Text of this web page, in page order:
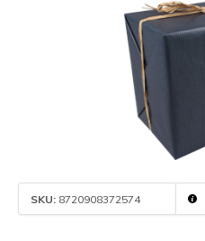
SKU: 8720908372574